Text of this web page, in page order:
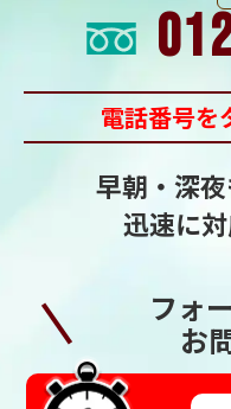
電話番号を
早朝・深
迅速に対
フォ
お